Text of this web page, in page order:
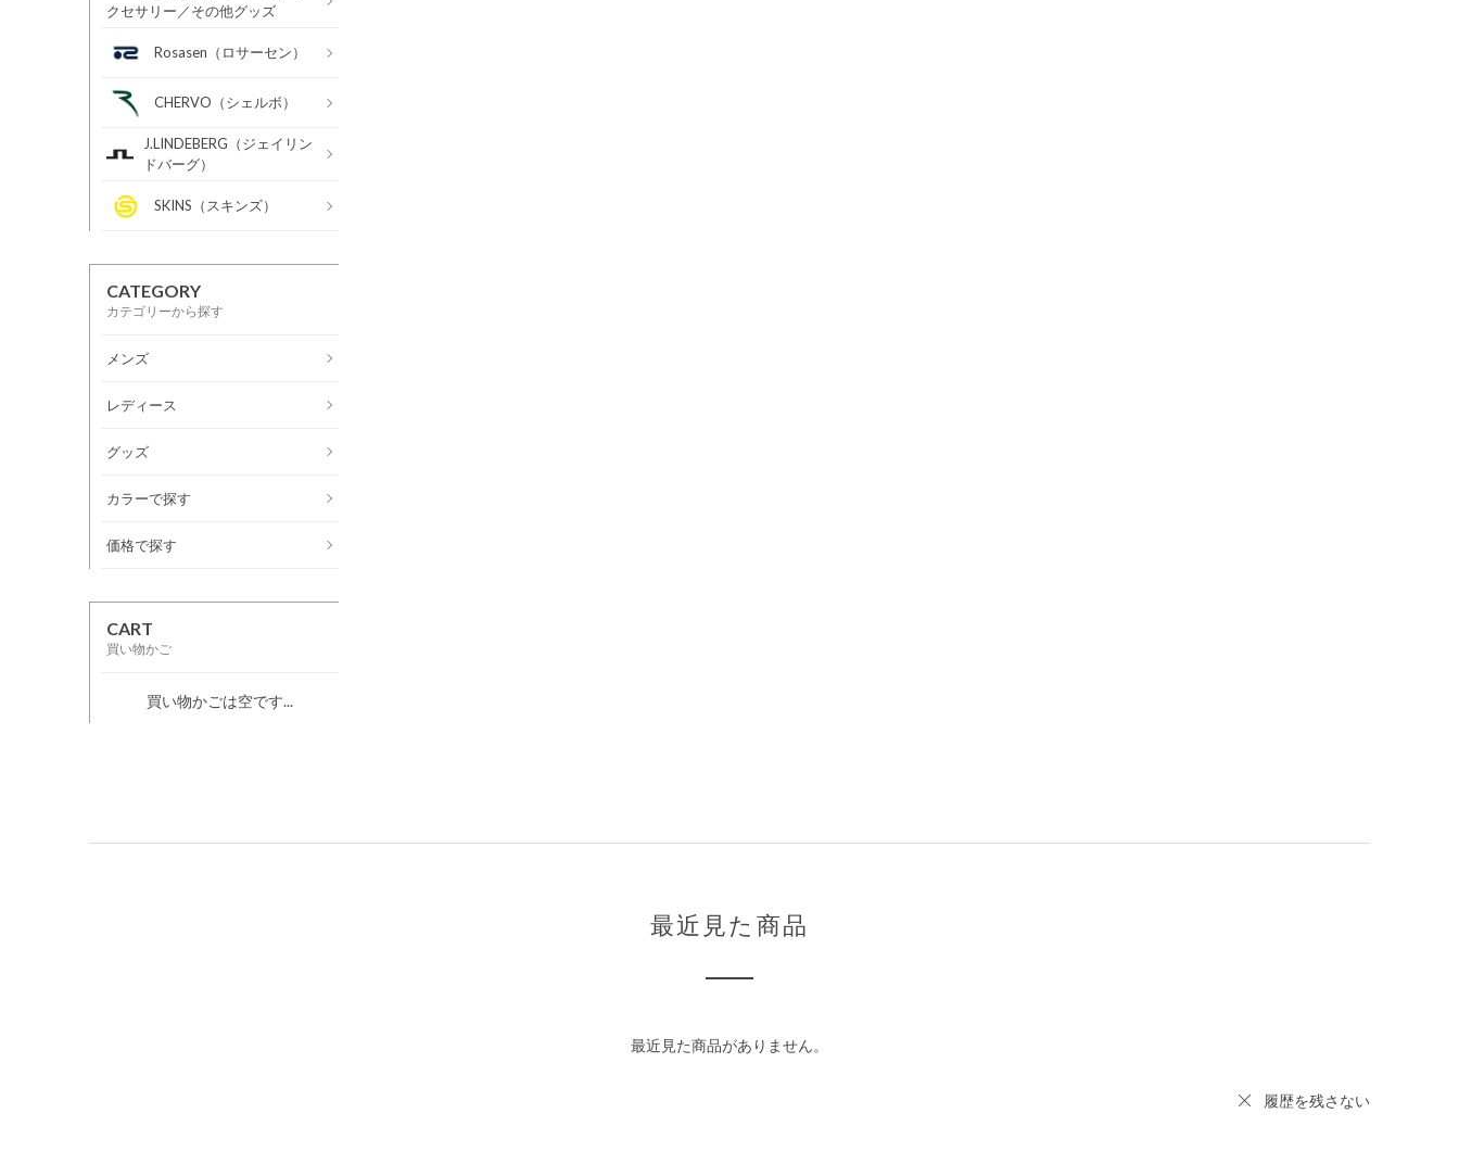
クセサリー／その他グッズ
Rosasen（ロサーセン）
CHERVO（シェルボ）
J.LINDEBERG（ジェイリン
ドバーグ）
SKINS（スキンズ）
CATEGORY
カテゴリーから探す
メンズ
レディース
グッズ
カラーで探す
価格で探す
CART
買い物かご
買い物かごは空です...
最近見た商品
最近見た商品がありません。
履歴を残さない